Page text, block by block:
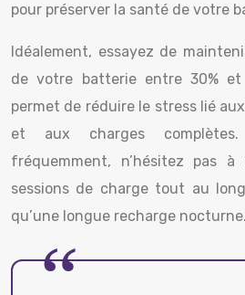
pour préserver la santé de votre
Idéalement, essayez de
de votre batterie entre 30%
permet de réduire le stress lié
et aux charges
fréquemment, n’hésitez pas
sessions de charge tout au
qu’une longue recharge nocturne.